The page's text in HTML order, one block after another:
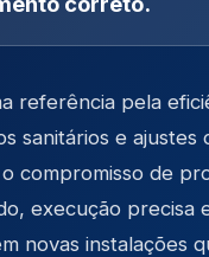
referência pela
sanitários e ajustes
compromisso de
execução precisa
novas instalações